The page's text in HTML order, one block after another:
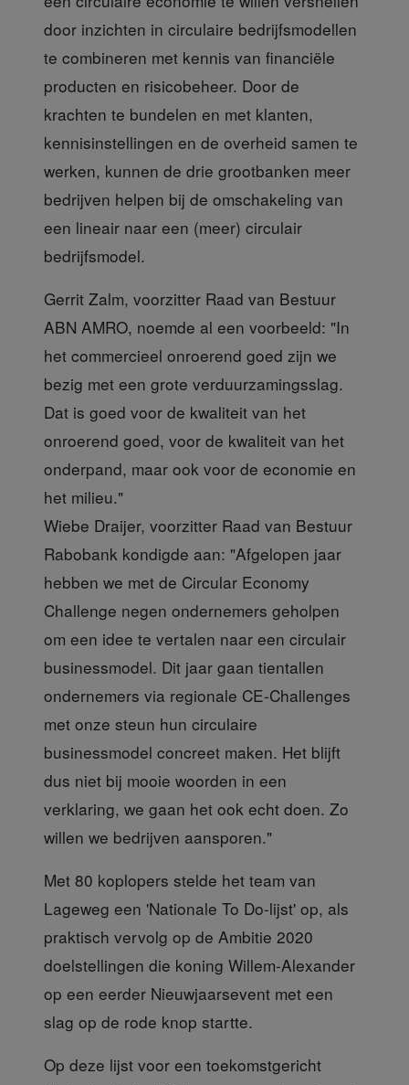
door inzichten in circulaire bedrijfsmodellen
te combineren met kennis van financiële
producten en risicobeheer. Door de
krachten te bundelen en met klanten,
kennisinstellingen en de overheid samen te
werken, kunnen de drie grootbanken meer
bedrijven helpen bij de omschakeling van
een lineair naar een (meer) circulair
bedrijfsmodel.
Gerrit Zalm, voorzitter Raad van Bestuur
ABN AMRO, noemde al een voorbeeld: "In
het commercieel onroerend goed zijn we
bezig met een grote verduurzamingsslag.
Dat is goed voor de kwaliteit van het
onroerend goed, voor de kwaliteit van het
onderpand, maar ook voor de economie en
het milieu."
Wiebe Draijer, voorzitter Raad van Bestuur
Rabobank kondigde aan: "Afgelopen jaar
hebben we met de Circular Economy
Challenge negen ondernemers geholpen
om een idee te vertalen naar een circulair
businessmodel. Dit jaar gaan tientallen
ondernemers via regionale CE-Challenges
met onze steun hun circulaire
businessmodel concreet maken. Het blijft
dus niet bij mooie woorden in een
verklaring, we gaan het ook echt doen. Zo
willen we bedrijven aansporen."
Met 80 koplopers stelde het team van
Lageweg een 'Nationale To Do-lijst' op, als
praktisch vervolg op de Ambitie 2020
doelstellingen die koning Willem-Alexander
op een eerder Nieuwjaarsevent met een
slag op de rode knop startte.
Op deze lijst voor een toekomstgericht